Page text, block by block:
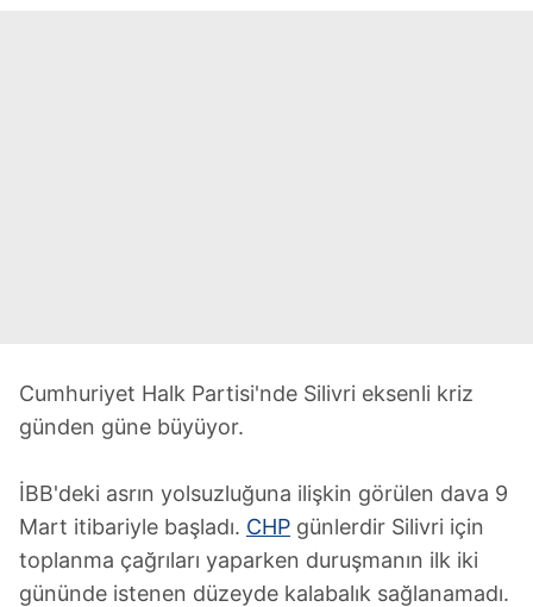
Cumhuriyet Halk Partisi'nde Silivri eksenli kriz
günden güne büyüyor.
İBB'deki asrın yolsuzluğuna ilişkin görülen dava 9
Mart itibariyle başladı. CHP günlerdir Silivri için
toplanma çağrıları yaparken duruşmanın ilk iki
gününde istenen düzeyde kalabalık sağlanamadı.